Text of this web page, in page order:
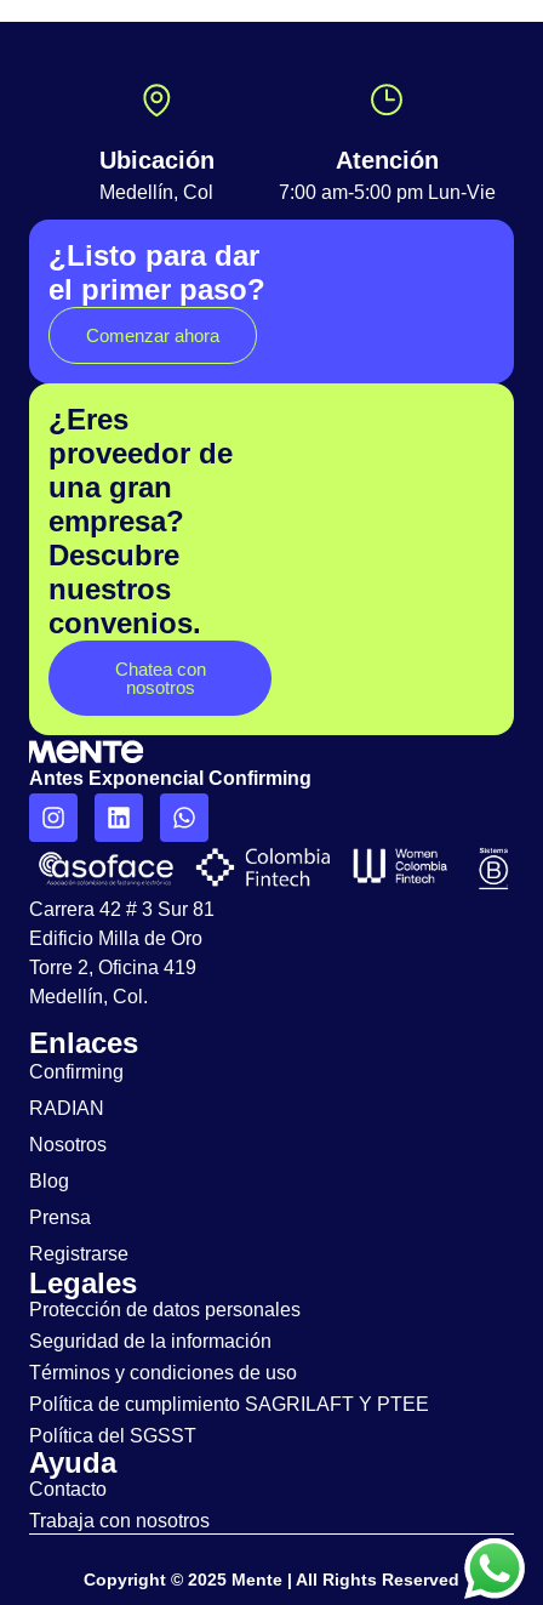
Ubicación
Medellín, Col
Atención
7:00 am-5:00 pm Lun-Vie
¿Listo para dar
el primer paso?
Comenzar ahora
¿Eres
proveedor de
una gran
empresa?
Descubre
nuestros
convenios.
Chatea con
nosotros
Antes Exponencial Confirming
Carrera 42 # 3 Sur 81
Edificio Milla de Oro
Torre 2, Oficina 419
Medellín, Col.
Enlaces
Confirming
RADIAN
Nosotros
Blog
Prensa
Registrarse
Legales
Protección de datos personales
Seguridad de la información
Términos y condiciones de uso
Política de cumplimiento SAGRILAFT Y PTEE
Política del SGSST
Ayuda
Contacto
Trabaja con nosotros
Copyright © 2025 Mente | All Rights Reserved